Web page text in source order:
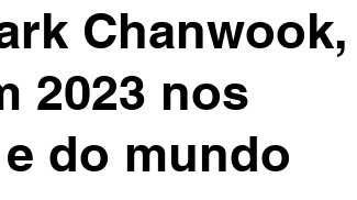
Chanwook,
2023 nos
do mundo